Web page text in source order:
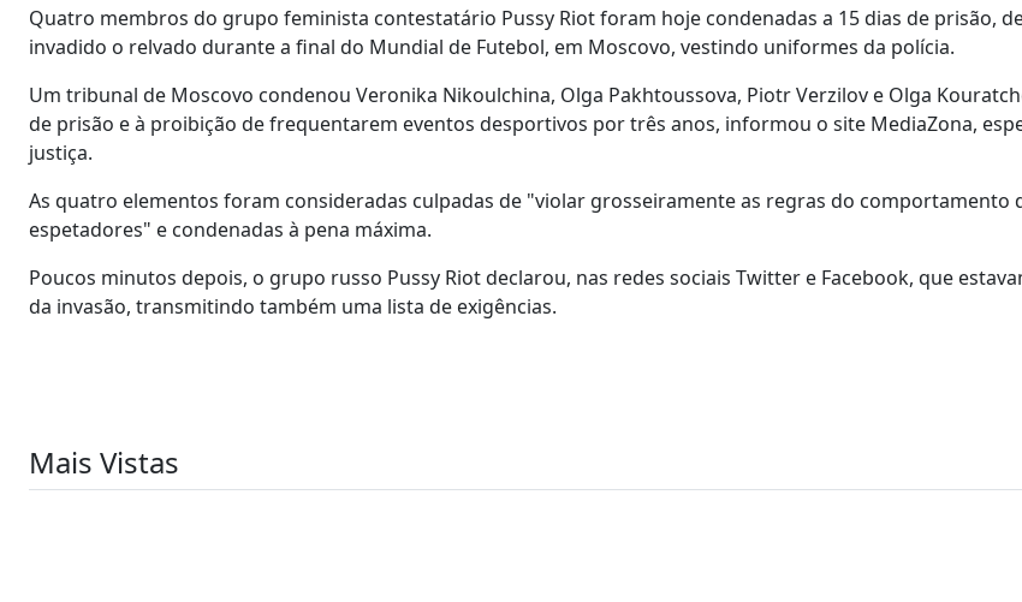
Quatro membros do grupo feminista contestatário Pussy Riot foram hoje condenadas a 15 dias de prisão,
invadido o relvado durante a final do Mundial de Futebol, em Moscovo, vestindo uniformes da polícia.
Um tribunal de Moscovo condenou Veronika Nikoulchina, Olga Pakhtoussova, Piotr Verzilov e Olga
de prisão e à proibição de frequentarem eventos desportivos por três anos, informou o site MediaZona,
justiça.
As quatro elementos foram consideradas culpadas de "violar grosseiramente as regras do comportamento
espetadores" e condenadas à pena máxima.
Poucos minutos depois, o grupo russo Pussy Riot declarou, nas redes sociais Twitter e Facebook, que
da invasão, transmitindo também uma lista de exigências.
Mais Vistas